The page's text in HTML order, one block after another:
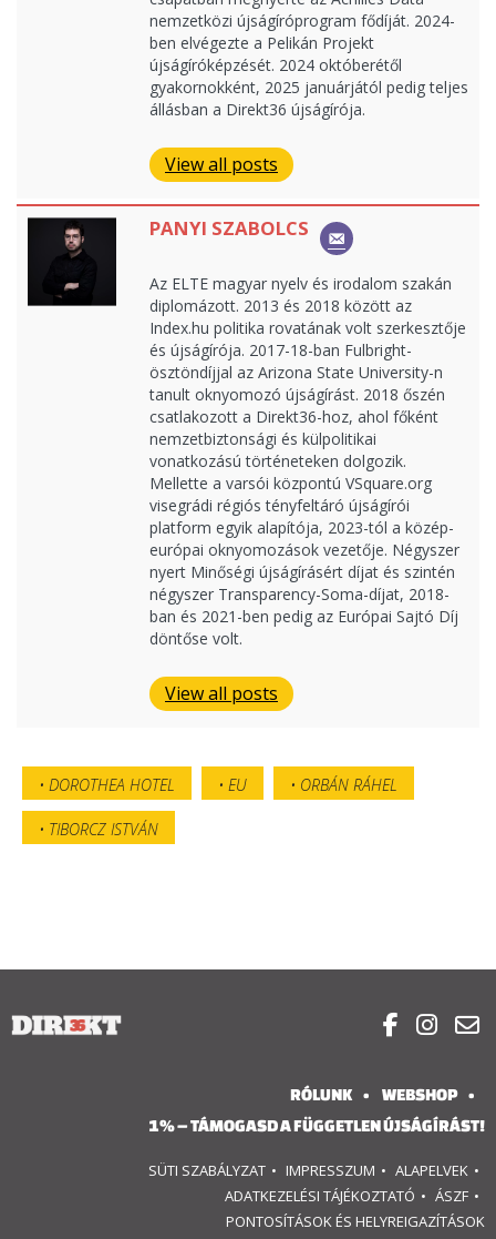
nemzetközi újságíróprogram fődíját. 2024-
ben elvégezte a Pelikán Projekt
újságíróképzését. 2024 októberétől
gyakornokként, 2025 januárjától pedig teljes
állásban a Direkt36 újságírója.
View all posts
PANYI SZABOLCS
Az ELTE magyar nyelv és irodalom szakán
diplomázott. 2013 és 2018 között az
Index.hu politika rovatának volt szerkesztője
és újságírója. 2017-18-ban Fulbright-
ösztöndíjjal az Arizona State University-n
tanult oknyomozó újságírást. 2018 őszén
csatlakozott a Direkt36-hoz, ahol főként
nemzetbiztonsági és külpolitikai
vonatkozású történeteken dolgozik.
Mellette a varsói központú VSquare.org
visegrádi régiós tényfeltáró újságírói
platform egyik alapítója, 2023-tól a közép-
európai oknyomozások vezetője. Négyszer
nyert Minőségi újságírásért díjat és szintén
négyszer Transparency-Soma-díjat, 2018-
ban és 2021-ben pedig az Európai Sajtó Díj
döntőse volt.
View all posts
DOROTHEA HOTEL EU ORBÁN RÁHEL
TIBORCZ ISTVÁN
  
RÓLUNK
WEBSHOP
1% – TÁMOGASD A FÜGGETLEN ÚJSÁGÍRÁST!
SÜTI SZABÁLYZAT IMPRESSZUM
ALAPELVEK
ADATKEZELÉSI TÁJÉKOZTATÓ
ÁSZF
PONTOSÍTÁSOK ÉS HELYREIGAZÍTÁSOK